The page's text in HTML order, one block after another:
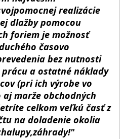
realizácie
dlažby pomocou
foriem je možnosť
časovo
bez nutnosti
a ostatné náklady
(pri ich výrobe vo
marže obchodných
celkom veľkú časť z
na doladenie okolia